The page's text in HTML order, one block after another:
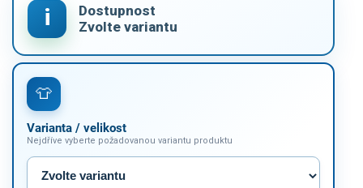
Varianta / velikost
Nejdříve vyberte požadovanou variantu produktu